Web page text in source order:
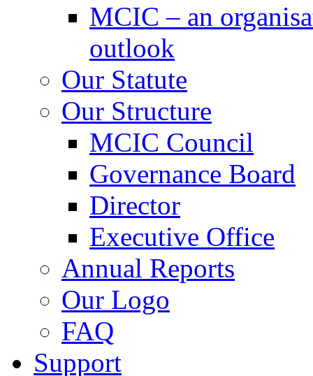
MCIC – an
outlook
Our Statute
Our Structure
MCIC Council
Governance Board
Director
Executive Office
Annual Reports
Our Logo
FAQ
Support